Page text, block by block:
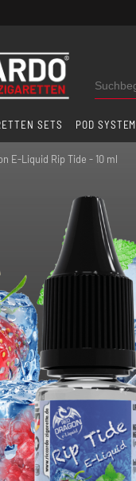
SETS POD SYSTEM
E-Liquid Rip Tide - 10 ml